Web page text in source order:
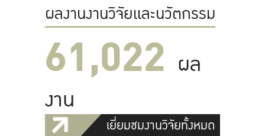
ผลงานงานวิจัยและนวัตกรรม
61,022 ผล
งาน
เยี่ยมชมงานวิจัยทั้งหมด